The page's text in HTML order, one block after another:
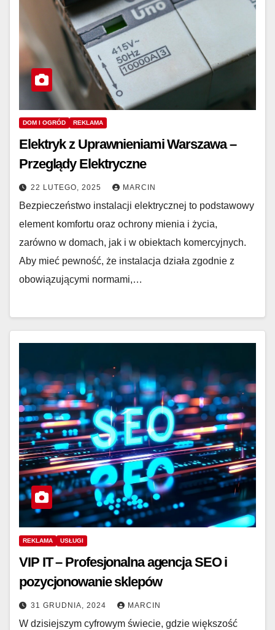
DOM I OGRÓD REKLAMA
Elektryk z Uprawnieniami Warszawa –
Przeglądy Elektryczne
22 LUTEGO, 2025 MARCIN
Bezpieczeństwo instalacji elektrycznej to podstawowy
element komfortu oraz ochrony mienia i życia,
zarówno w domach, jak i w obiektach komercyjnych.
Aby mieć pewność, że instalacja działa zgodnie z
obowiązującymi normami,…
REKLAMA USŁUGI
VIP IT – Profesjonalna agencja SEO i
pozycjonowanie sklepów
31 GRUDNIA, 2024 MARCIN
W dzisiejszym cyfrowym świecie, gdzie większość